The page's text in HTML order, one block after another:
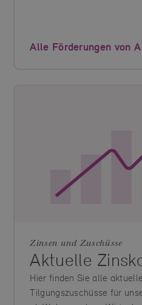
Alle Förderungen von
Zinsen und Zuschüsse
Aktuelle
Hier finden Sie alle
Tilgungszuschüsse für